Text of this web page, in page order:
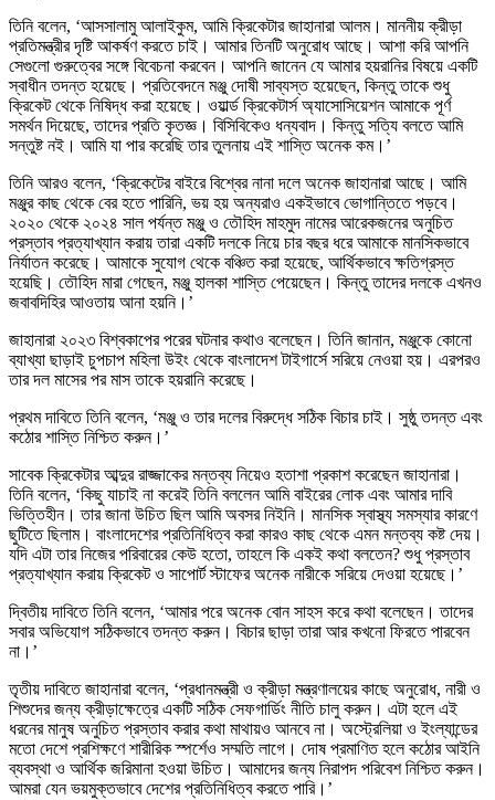
তিনি বলেন, ‘আসসালামু আলাইকুম, আমি ক্রিকেটার জাহানারা আলম। মাননীয় ক্রীড়া
প্রতিমন্ত্রীর দৃষ্টি আকর্ষণ করতে চাই। আমার তিনটি অনুরোধ আছে। আশা করি আপনি
সেগুলো গুরুত্বের সঙ্গে বিবেচনা করবেন। আপনি জানেন যে আমার হয়রানির বিষয়ে একটি
স্বাধীন তদন্ত হয়েছে। প্রতিবেদনে মঞ্জু দোষী সাব্যস্ত হয়েছেন, কিন্তু তাকে শুধু
ক্রিকেট থেকে নিষিদ্ধ করা হয়েছে। ওয়ার্ল্ড ক্রিকেটার্স অ্যাসোসিয়েশন আমাকে পূর্ণ
সমর্থন দিয়েছে, তাদের প্রতি কৃতজ্ঞ। বিসিবিকেও ধন্যবাদ। কিন্তু সত্যি বলতে আমি
সন্তুষ্ট নই। আমি যা পার করেছি তার তুলনায় এই শাস্তি অনেক কম।’
তিনি আরও বলেন, ‘ক্রিকেটের বাইরে বিশ্বের নানা দলে অনেক জাহানারা আছে। আমি
মঞ্জুর কাছ থেকে বের হতে পারিনি, ভয় হয় অন্যরাও একইভাবে ভোগান্তিতে পড়বে।
২০২০ থেকে ২০২৪ সাল পর্যন্ত মঞ্জু ও তৌহিদ মাহমুদ নামের আরেকজনের অনুচিত
প্রস্তাব প্রত্যাখ্যান করায় তারা একটি দলকে নিয়ে চার বছর ধরে আমাকে মানসিকভাবে
নির্যাতন করেছে। আমাকে সুযোগ থেকে বঞ্চিত করা হয়েছে, আর্থিকভাবে ক্ষতিগ্রস্ত
হয়েছি। তৌহিদ মারা গেছেন, মঞ্জু হালকা শাস্তি পেয়েছেন। কিন্তু তাদের দলকে এখনও
জবাবদিহির আওতায় আনা হয়নি।’
জাহানারা ২০২৩ বিশ্বকাপের পরের ঘটনার কথাও বলেছেন। তিনি জানান, মঞ্জুকে কোনো
ব্যাখ্যা ছাড়াই চুপচাপ মহিলা উইং থেকে বাংলাদেশ টাইগার্সে সরিয়ে নেওয়া হয়। এরপরও
তার দল মাসের পর মাস তাকে হয়রানি করেছে।
প্রথম দাবিতে তিনি বলেন, ‘মঞ্জু ও তার দলের বিরুদ্ধে সঠিক বিচার চাই। সুষ্ঠু তদন্ত এবং
কঠোর শাস্তি নিশ্চিত করুন।’
সাবেক ক্রিকেটার আব্দুর রাজ্জাকের মন্তব্য নিয়েও হতাশা প্রকাশ করেছেন জাহানারা।
তিনি বলেন, ‘কিছু যাচাই না করেই তিনি বললেন আমি বাইরের লোক এবং আমার দাবি
ভিত্তিহীন। তার জানা উচিত ছিল আমি অবসর নিইনি। মানসিক স্বাস্থ্য সমস্যার কারণে
ছুটিতে ছিলাম। বাংলাদেশের প্রতিনিধিত্ব করা কারও কাছ থেকে এমন মন্তব্য কষ্ট দেয়।
যদি এটা তার নিজের পরিবারের কেউ হতো, তাহলে কি একই কথা বলতেন? শুধু প্রস্তাব
প্রত্যাখ্যান করায় ক্রিকেট ও সাপোর্ট স্টাফের অনেক নারীকে সরিয়ে দেওয়া হয়েছে।’
দ্বিতীয় দাবিতে তিনি বলেন, ‘আমার পরে অনেক বোন সাহস করে কথা বলেছেন। তাদের
সবার অভিযোগ সঠিকভাবে তদন্ত করুন। বিচার ছাড়া তারা আর কখনো ফিরতে পারবেন
না।’
তৃতীয় দাবিতে জাহানারা বলেন, ‘প্রধানমন্ত্রী ও ক্রীড়া মন্ত্রণালয়ের কাছে অনুরোধ, নারী ও
শিশুদের জন্য ক্রীড়াক্ষেত্রে একটি সঠিক সেফগার্ডিং নীতি চালু করুন। এটা হলে এই
ধরনের মানুষ অনুচিত প্রস্তাব করার কথা মাথায়ও আনবে না। অস্ট্রেলিয়া ও ইংল্যান্ডের
মতো দেশে প্রশিক্ষণে শারীরিক স্পর্শেও সম্মতি লাগে। দোষ প্রমাণিত হলে কঠোর আইনি
ব্যবস্থা ও আর্থিক জরিমানা হওয়া উচিত। আমাদের জন্য নিরাপদ পরিবেশ নিশ্চিত করুন।
আমরা যেন ভয়মুক্তভাবে দেশের প্রতিনিধিত্ব করতে পারি।’